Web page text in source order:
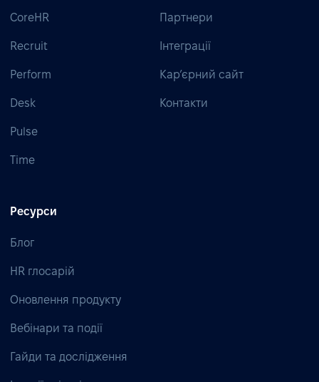
CoreHR
Recruit
Perform
Desk
Pulse
Time
Партнери
Інтеграції
Кар’єрний сайт
Контакти
Ресурси
Блог
HR глосарій
Оновлення продукту
Вебінари та події
Гайди та дослідження